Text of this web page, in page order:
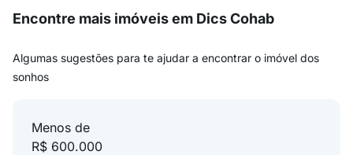
Encontre mais imóveis em Dics Cohab
Algumas sugestões para te ajudar a encontrar o imóvel dos
sonhos
Menos de
R$ 600.000